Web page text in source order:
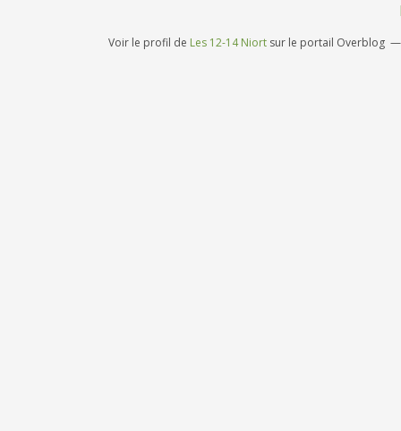
Voir le profil de Les 12-14 Niort sur le portail Overblog